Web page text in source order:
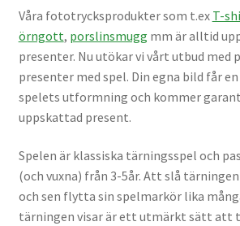
Våra fototrycksprodukter som t.ex T-
örngott, porslinsmugg mm är alltid
presenter. Nu utökar vi vårt utbud med
presenter med spel. Din egna bild får
spelets utformning och kommer
uppskattad present.
Spelen är klassiska tärningsspel och
(och vuxna) från 3-5år. Att slå
och sen flytta sin spelmarkör lika
tärningen visar är ett utmärkt sätt att